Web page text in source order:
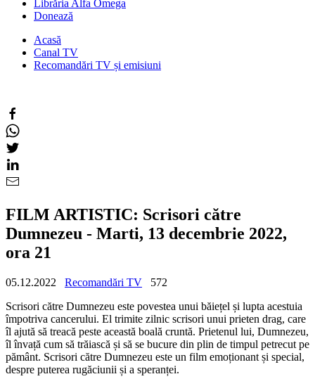
Librăria Alfa Omega
Donează
Acasă
Canal TV
Recomandări TV și emisiuni
FILM ARTISTIC: Scrisori către
Dumnezeu - Marti, 13 decembrie 2022,
ora 21
05.12.2022 Recomandări TV
572
Scrisori către Dumnezeu este povestea unui băiețel și lupta acestuia
împotriva cancerului. El trimite zilnic scrisori unui prieten drag, care
îl ajută să treacă peste această boală cruntă. Prietenul lui, Dumnezeu,
îl învață cum să trăiască și să se bucure din plin de timpul petrecut pe
pământ. Scrisori către Dumnezeu este un film emoționant și special,
despre puterea rugăciunii și a speranței.